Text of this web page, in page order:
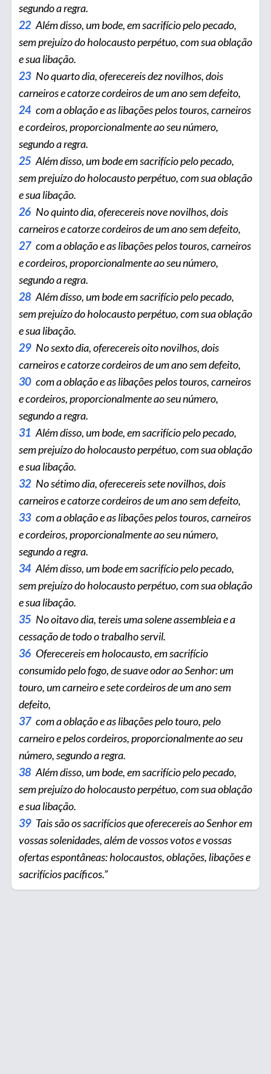
segundo a regra.
22 Além disso, um bode, em sacrifício pelo pecado,
sem prejuízo do holocausto perpétuo, com sua oblação
e sua libação.
23 No quarto dia, oferecereis dez novilhos, dois
carneiros e catorze cordeiros de um ano sem defeito,
24 com a oblação e as libações pelos touros, carneiros
e cordeiros, proporcionalmente ao seu número,
segundo a regra.
25 Além disso, um bode em sacrifício pelo pecado,
sem prejuízo do holocausto perpétuo, com sua oblação
e sua libação.
26 No quinto dia, oferecereis nove novilhos, dois
carneiros e catorze cordeiros de um ano sem defeito,
27 com a obla­ção e as libações pelos touros, carneiros
e cordeiros, proporcionalmente ao seu número,
segundo a regra.
28 Além disso, um bode em sacrifício pelo pecado,
sem prejuízo do holocausto perpétuo, com sua oblação
e sua libação.
29 No sexto dia, oferecereis oito novilhos, dois
carneiros e catorze cordeiros de um ano sem defeito,
30 com a oblação e as libações pelos touros, carneiros
e cordeiros, proporcionalmente ao seu número,
segundo a regra.
31 Além disso, um bode, em sacrifício pelo pecado,
sem prejuízo do holocausto perpétuo, com sua oblação
e sua libação.
32 No sétimo dia, oferecereis sete novilhos, dois
carneiros e catorze cordeiros de um ano sem defeito,
33 com a obla­ção e as libações pelos touros, carneiros
e cordeiros, proporcionalmente ao seu número,
segundo a regra.
34 Além disso, um bode em sacrifício pelo pecado,
sem prejuízo do holocausto perpétuo, com sua oblação
e sua libação.
35 No oitavo dia, tereis uma solene assembleia e a
cessação de todo o trabalho servil.
36 Oferecereis em holocausto, em sa­crifício
consumido pelo fogo, de suave odor ao Senhor: um
touro, um carneiro e sete cordeiros de um ano sem
defeito,
37 com a oblação e as libações pelo touro, pelo
carneiro e pelos cordeiros, proporcionalmente ao seu
número, segundo a regra.
38 Além disso, um bode, em sacrifício pelo pecado,
sem prejuízo do holocausto perpétuo, com sua oblação
e sua libação.
39 Tais são os sacrifícios que oferece­reis ao Senhor em
vossas solenidades, além de vossos votos e vossas
ofertas espontâneas: holocaustos, oblações, liba­ções e
sacrifícios pacíficos.”